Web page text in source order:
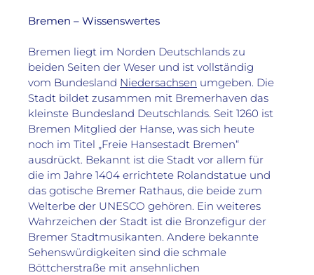
Bremen – Wissenswertes
Bremen liegt im Norden Deutschlands zu
beiden Seiten der Weser und ist vollständig
vom Bundesland Niedersachsen umgeben. Die
Stadt bildet zusammen mit Bremerhaven das
kleinste Bundesland Deutschlands. Seit 1260 ist
Bremen Mitglied der Hanse, was sich heute
noch im Titel „Freie Hansestadt Bremen“
ausdrückt. Bekannt ist die Stadt vor allem für
die im Jahre 1404 errichtete Rolandstatue und
das gotische Bremer Rathaus, die beide zum
Welterbe der UNESCO gehören. Ein weiteres
Wahrzeichen der Stadt ist die Bronzefigur der
Bremer Stadtmusikanten. Andere bekannte
Sehenswürdigkeiten sind die schmale
Böttcherstraße mit ansehnlichen